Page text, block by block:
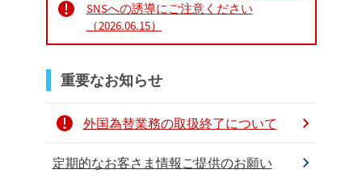
SNSへの誘導にご注意ください
（2026.06.15）
重要なお知らせ
外国為替業務の取扱終了について
定期的なお客さま情報ご提供のお願い